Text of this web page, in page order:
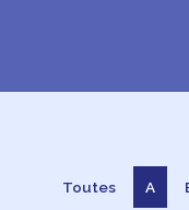
Toutes A